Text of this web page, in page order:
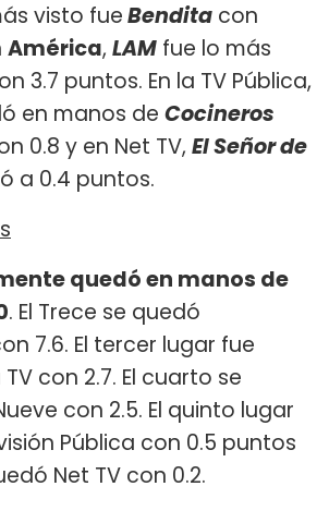
visto fueBendita con
América, LAM fue lo más
3.7 puntos. En la TV Pública,
en manos de Cocineros
0.8 y en Net TV, El Señor de
a 0.4 puntos.
quedó en manos de
. El Trece se quedó
7.6. El tercer lugar fue
con 2.7. El cuarto se
con 2.5. El quinto lugar
Pública con 0.5 puntos
Net TV con 0.2.